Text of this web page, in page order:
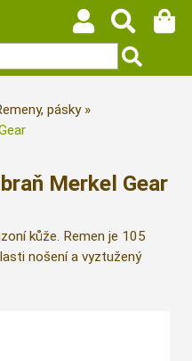
pásky
Merkel Gear
kůže. Remen je 105
nošení a vyztužený